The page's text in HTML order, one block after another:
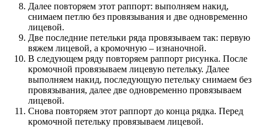
Далее повторяем этот раппорт: выполняем накид,
снимаем петлю без провязывания и две одновременно
лицевой.
Две последние петельки ряда провязываем так: первую
вяжем лицевой, а кромочную – изнаночной.
В следующем ряду повторяем раппорт рисунка. После
кромочной провязываем лицевую петельку. Далее
выполняем накид, последующую петельку снимаем без
провязывания, далее две одновременно провязываем
лицевой.
Снова повторяем этот раппорт до конца рядка. Перед
кромочной петельку провязываем лицевой.